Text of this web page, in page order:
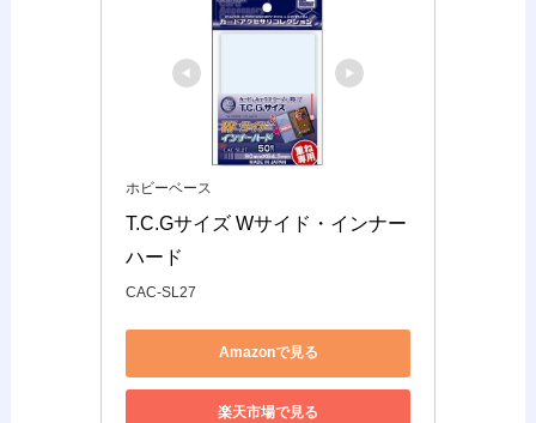
ホビーベース
T.C.Gサイズ Wサイド・インナー
ハード
CAC-SL27
Amazonで見る
楽天市場で見る